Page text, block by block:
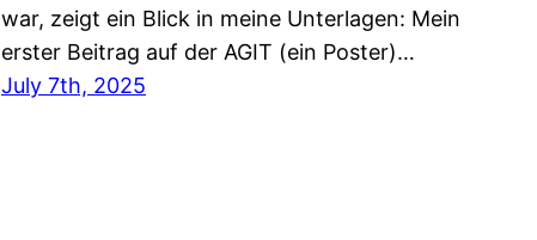
war, zeigt ein Blick in meine Unterlagen: Mein
erster Beitrag auf der AGIT (ein Poster)…
July 7th, 2025